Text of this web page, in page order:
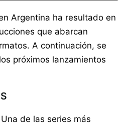
Argentina ha resultado en
que abarcan
A continuación, se
próximos lanzamientos
de las series más